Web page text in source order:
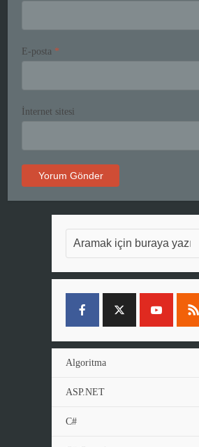
E-posta *
İnternet sitesi
Algoritma
ASP.NET
C#